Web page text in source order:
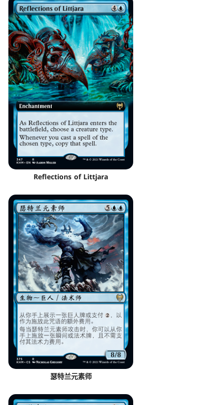
Reflections of Littjara
瑟特兰元素师